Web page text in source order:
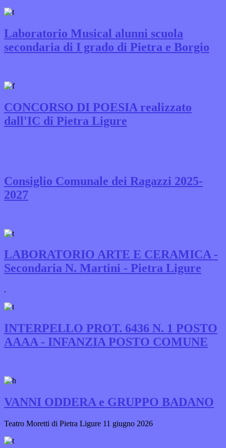
Laboratorio Musical alunni scuola
secondaria di I grado di Pietra e Borgio
CONCORSO DI POESIA realizzato
dall'IC di Pietra Ligure
Consiglio Comunale dei Ragazzi 2025-
2027
LABORATORIO ARTE E CERAMICA -
Secondaria N. Martini - Pietra Ligure
.
INTERPELLO PROT. 6436 N. 1 POSTO
AAAA - INFANZIA POSTO COMUNE
VANNI ODDERA e GRUPPO BADANO
Teatro Moretti di Pietra Ligure 11 giugno 2026